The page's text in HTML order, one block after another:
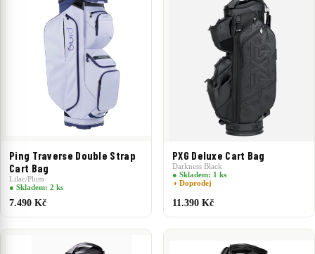
Ping Traverse Double Strap
Cart Bag
Lilac/Plum
● Skladem: 2 ks
7.490 Kč
PXG Deluxe Cart Bag
Darkness Black
● Skladem: 1 ks
◑ Doprodej
11.390 Kč